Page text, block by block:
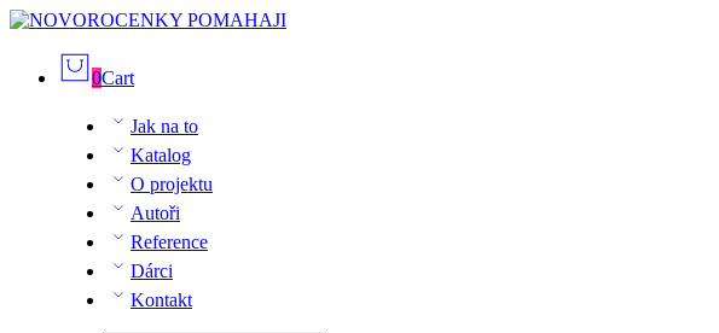
0Cart
Jak na to
Katalog
O projektu
Autoři
Reference
Dárci
Kontakt